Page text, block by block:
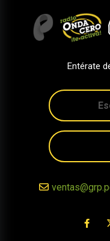
Entérate